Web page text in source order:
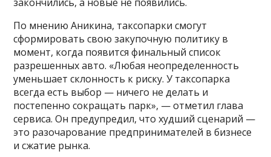
По мнению Аникина, таксопарки смогут
сформировать свою закупочную политику в
момент, когда появится финальный список
разрешенных авто. «Любая неопределенность
уменьшает склонность к риску. У таксопарка
всегда есть выбор — ничего не делать и
постепенно сокращать парк», — отметил глава
сервиса. Он предупредил, что худший сценарий —
это разочарование предпринимателей в бизнесе
и сжатие рынка.